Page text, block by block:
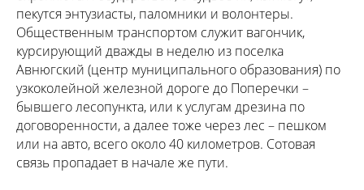
пекутся энтузиасты, паломники и волонтеры.
Общественным транспортом служит вагончик,
курсирующий дважды в неделю из поселка
Авнюгский (центр муниципального образования) по
узкоколейной железной дороге до Поперечки –
бывшего лесопункта, или к услугам дрезина по
договоренности, а далее тоже через лес – пешком
или на авто, всего около 40 километров. Сотовая
связь пропадает в начале же пути.